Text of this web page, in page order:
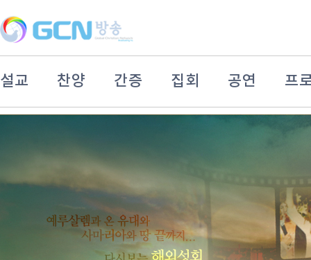
설교 찬양 간증 집회 공연 프